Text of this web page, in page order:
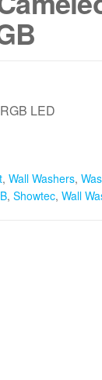
LED
, Wall Washers,
, Showtec, Wall